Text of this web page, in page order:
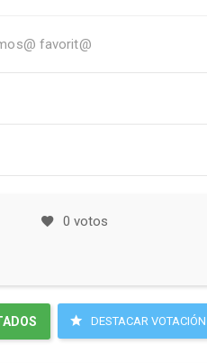
favorit@
0 votos
DESTACAR VOTACIÓN